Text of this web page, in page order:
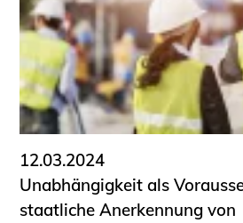
12.03.2024
Unabhängigkeit als
staatliche Anerkennung von